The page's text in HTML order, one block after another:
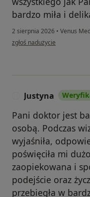
bardzo miła i
2 sierpnia 2026 • Venus
w opinii użytkownika Sylwia
zgłoś nadużycie
Justyna
Pani doktor jest
osobą. Podczas
wyjaśniła,
poświęciła mi
zaopiekowana i
podejście oraz
przebiegła w